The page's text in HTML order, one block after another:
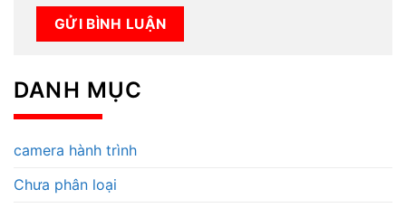
DANH MỤC
camera hành trình
Chưa phân loại